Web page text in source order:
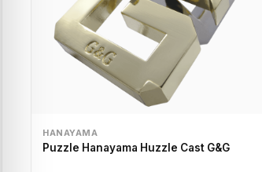
HANAYAMA
Puzzle Hanayama Huzzle Cast G&G